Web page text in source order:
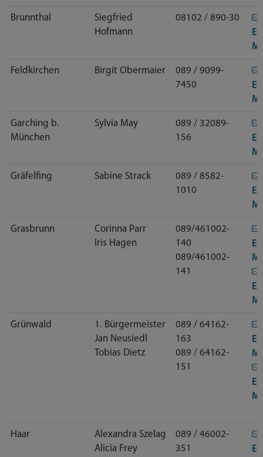
Brunnthal
Siegfried
Hofmann
08102 / 890-30
E-
Feldkirchen Birgit Obermaier
089 / 9099-
7450
E-
Garching b.
München
Sylvia May
089 / 32089-
156
E-
Gräfelfing Sabine Strack
089 / 8582-
1010
E-
Grasbrunn
Corinna Parr
Iris Hagen
089/461002-
140
089/461002-
141
E-
E-
Grünwald
1. Bürgermeister
Jan Neusiedl
Tobias Dietz
089 / 64162-
163
089 / 64162-
151
E-
E-
Haar
Alexandra Szelag
Alicia Frey
089 / 46002-
351
E-